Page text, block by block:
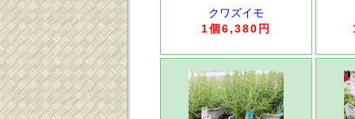
クワズイモ
1個6,380円